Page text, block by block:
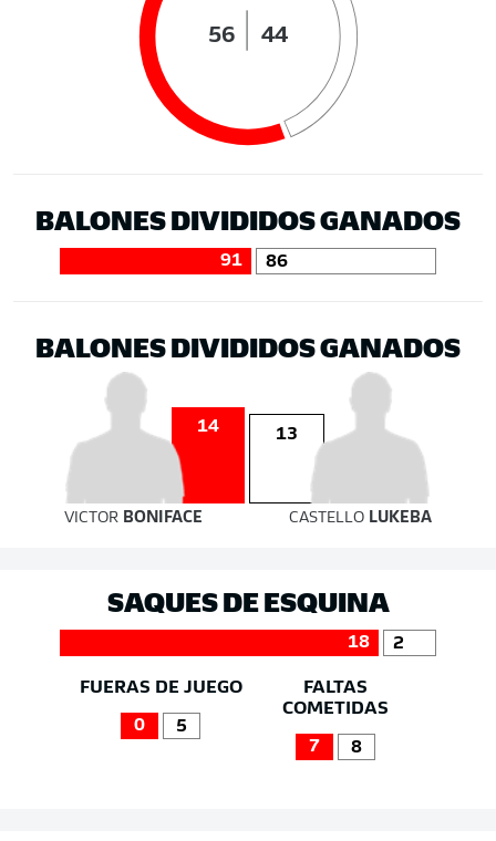
56 44
BALONES DIVIDIDOS GANADOS
91 86
BALONES DIVIDIDOS GANADOS
14 13
VICTOR BONIFACE CASTELLO LUKEBA
SAQUES DE ESQUINA
18 2
FUERAS DE JUEGO
0 5
FALTAS
COMETIDAS
7 8